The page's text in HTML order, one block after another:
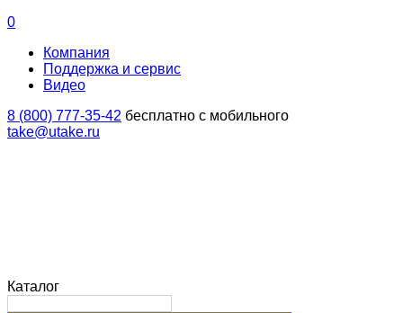
0
Компания
Поддержка и сервис
Видео
8 (800) 777-35-42 бесплатно с мобильного
take@utake.ru
Каталог